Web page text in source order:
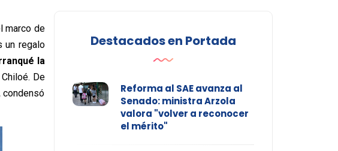
marco de
un regalo
la
De
condensó
Destacados en Portada
Reforma al SAE avanza al
Senado: ministra Arzola
valora "volver a reconocer
el mérito"